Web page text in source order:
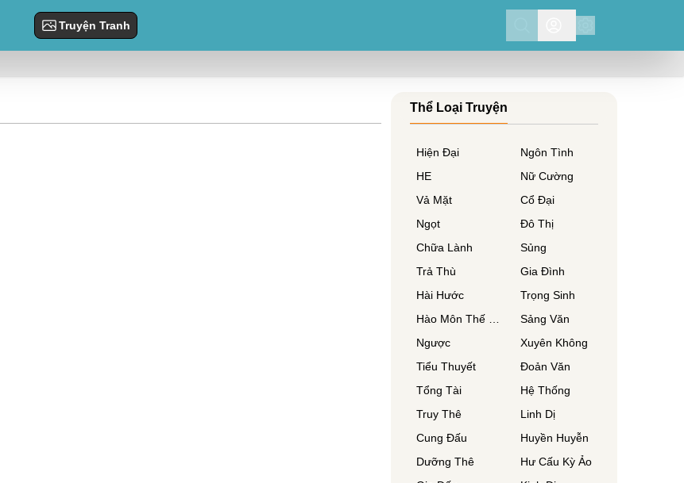
Truyện Tranh
Thể Loại Truyện
Hiện Đại
Ngôn Tình
HE
Nữ Cường
Vả Mặt
Cổ Đại
Ngọt
Đô Thị
Chữa Lành
Sủng
Trả Thù
Gia Đình
Hài Hước
Trọng Sinh
Sảng Văn
Ngược
Xuyên Không
Tiểu Thuyết
Đoản Văn
Tổng Tài
Hệ Thống
Truy Thê
Linh Dị
Cung Đấu
Huyền Huyễn
Dưỡng Thê
Hư Cấu Kỳ Ảo